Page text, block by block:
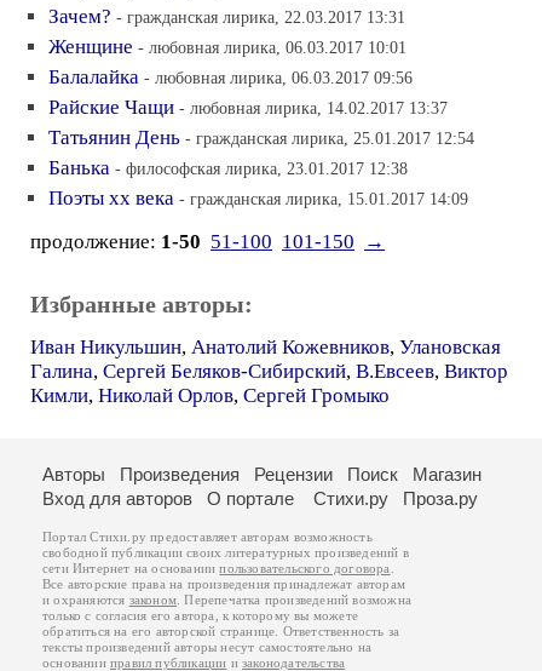
Зачем? - гражданская лирика, 22.03.2017 13:31
Женщине - любовная лирика, 06.03.2017 10:01
Балалайка - любовная лирика, 06.03.2017 09:56
Райские Чащи - любовная лирика, 14.02.2017 13:37
Татьянин День - гражданская лирика, 25.01.2017 12:54
Банька - философская лирика, 23.01.2017 12:38
Поэты хх века - гражданская лирика, 15.01.2017 14:09
продолжение: 1-50 51-100 101-150 →
Избранные авторы:
Иван Никульшин, Анатолий Кожевников, Улановская
Галина, Сергей Беляков-Сибирский, В.Евсеев, Виктор
Кимли, Николай Орлов, Сергей Громыко
Авторы Произведения Рецензии Поиск
Магазин
Вход для авторов
О портале Стихи.ру Проза.ру
Портал Стихи.ру предоставляет авторам возможность
свободной публикации своих литературных произведений в
сети Интернет на основаниипользовательского договора.
Все авторские права на произведения принадлежат авторам
и охраняются законом. Перепечатка произведений возможна
только с согласия его автора, к которому вы можете
обратиться на его авторской странице. Ответственность за
тексты произведений авторы несут самостоятельно на
основанииправил публикации изаконодательства